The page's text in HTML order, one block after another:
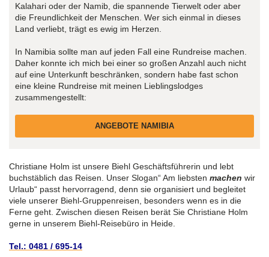
Kalahari oder der Namib, die spannende Tierwelt oder aber
die Freundlichkeit der Menschen. Wer sich einmal in dieses
Land verliebt, trägt es ewig im Herzen.
In Namibia sollte man auf jeden Fall eine Rundreise machen.
Daher konnte ich mich bei einer so großen Anzahl auch nicht
auf eine Unterkunft beschränken, sondern habe fast schon
eine kleine Rundreise mit meinen Lieblingslodges
zusammengestellt:
ANGEBOTE NAMIBIA
Christiane Holm ist unsere Biehl Geschäftsführerin und lebt
buchstäblich das Reisen. Unser Slogan“ Am liebsten machen wir
Urlaub“ passt hervorragend, denn sie organisiert und begleitet
viele unserer Biehl-Gruppenreisen, besonders wenn es in die
Ferne geht. Zwischen diesen Reisen berät Sie Christiane Holm
gerne in unserem Biehl-Reisebüro in Heide.
Tel.: 0481 / 695-14